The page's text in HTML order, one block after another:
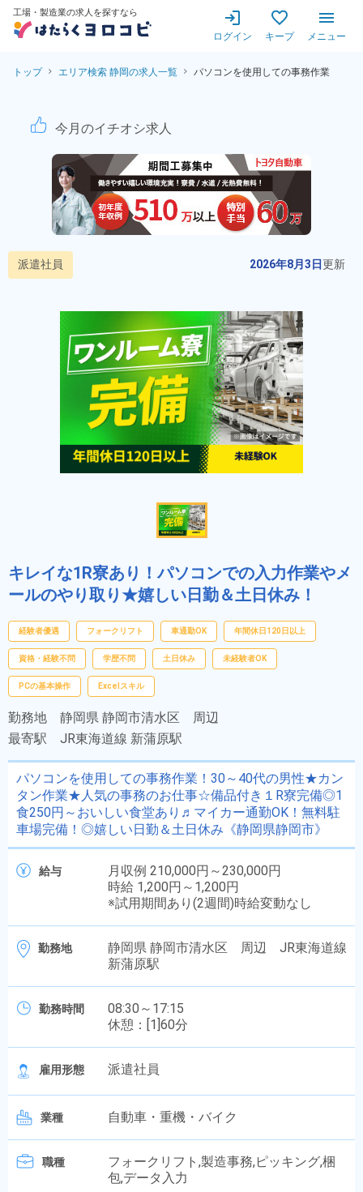
工場・製造業の求人を探すなら
ログイン キープ メニュー
トップ エリア検索 静岡の求人一覧 パソコンを使用しての事務作業
パソコンを使用しての事務
今月のイチオシ求人
派遣社員 2026年8月3日更新
キレイな1R寮あり！パソコンでの入力作業やメ
ールのやり取り★嬉しい日勤＆土日休み！
経験者優遇 フォークリフト 車通勤OK 年間休日120日以上
資格・経験不問 学歴不問 土日休み 未経験者OK
PCの基本操作 Excelスキル
勤務地 静岡県 静岡市清水区 周辺
最寄駅 JR東海道線 新蒲原駅
パソコンを使用しての事務作業！30～40代の男性★カン
タン作業★人気の事務のお仕事☆備品付き１R寮完備◎1
食250円～おいしい食堂あり♬マイカー通勤OK！無料駐
車場完備！◎嬉しい日勤＆土日休み《静岡県静岡市》
給与
月収例 210,000円～230,000円
時給 1,200円～1,200円
※試用期間あり(2週間)時給変動なし
勤務地
静岡県 静岡市清水区 周辺 JR東海道線
新蒲原駅
勤務時間
08:30～17:15
休憩：[1]60分
雇用形態 派遣社員
業種 自動車・重機・バイク
職種
フォークリフト,製造事務,ピッキング,梱
包,データ入力